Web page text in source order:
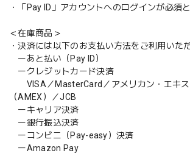
・「Pay ID」アカウントへのログインが必須
＜在庫商品＞
・決済には以下のお支払い方法をご利用いた
ーあと払い（Pay ID）
ークレジットカード決済
VISA／MasterCard／アメリカン・エキス
（AMEX）／JCB
ーキャリア決済
ー銀行振込決済
ーコンビニ（Pay-easy）決済
ーAmazon Pay